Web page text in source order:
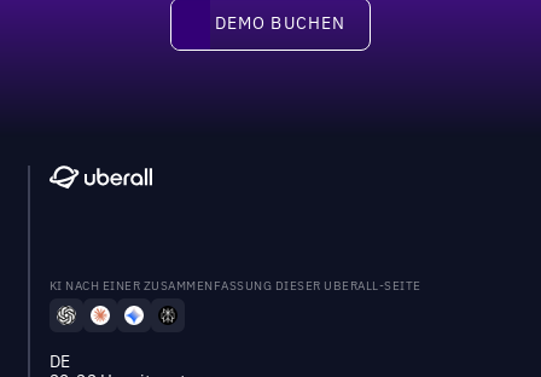
DEMO BUCHEN
DEMO BUCHEN
KI NACH EINER ZUSAMMENFASSUNG DIESER UBERALL-SEITE
DE